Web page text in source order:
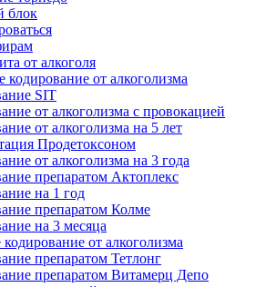
блок
от алкоголя
кодирование от алкоголизма
SIT
от алкоголизма с провокацией
от алкоголизма на 5 лет
Продетоксоном
от алкоголизма на 3 года
препаратом Актоплекс
на 1 год
препаратом Колме
на 3 месяца
от алкоголизма
препаратом Тетлонг
препаратом Витамерц Депо